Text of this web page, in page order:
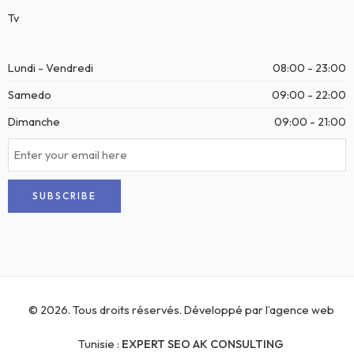
Tv
Lundi - Vendredi
08:00 - 23:00
Samedo
09:00 - 22:00
Dimanche
09:00 - 21:00
© 2026. Tous droits réservés. Développé par l’agence web
Tunisie : EXPERT SEO AK CONSULTING